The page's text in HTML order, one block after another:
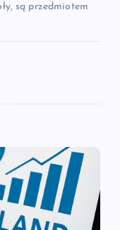
są przedmiotem